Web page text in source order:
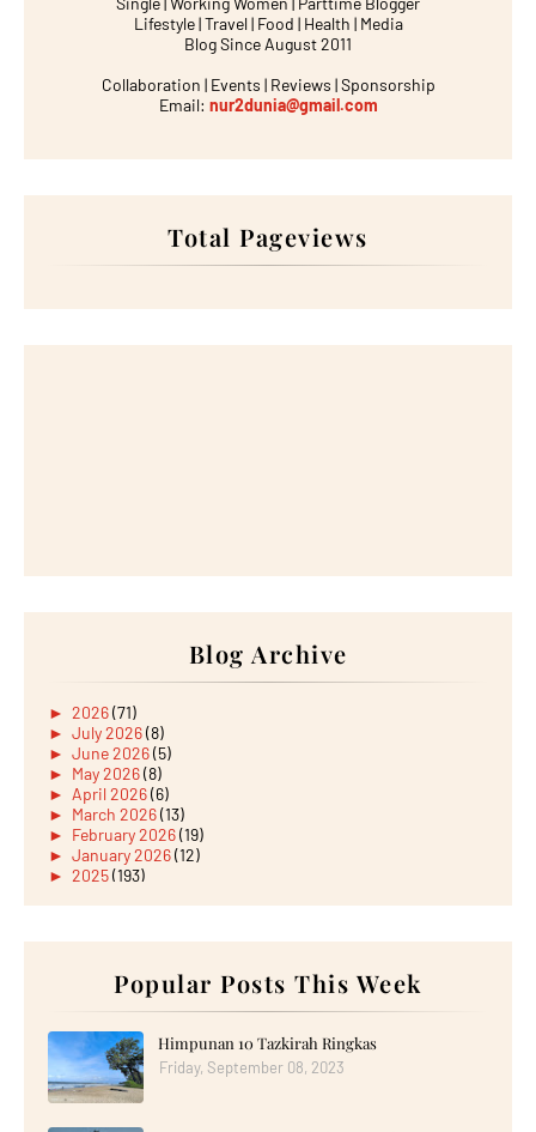
Lifestyle | Travel | Food | Health | Media
Blog Since August 2011
Collaboration | Events | Reviews | Sponsorship
Email: nur2dunia@gmail.com
Total Pageviews
Blog Archive
► 2026(71)
► July 2026(8)
► June 2026(5)
► May 2026(8)
► April 2026(6)
► March 2026(13)
► February 2026(19)
► January 2026(12)
► 2025(193)
August 2025(18)
July 2025(15)
June 2025(12)
►May 2025 (18)
►April 2025
(8)
►March 2025 (19)
►February 2025
Popular Posts This Week
Himpunan 10 Tazkirah Ringkas
Friday, September 08, 2023